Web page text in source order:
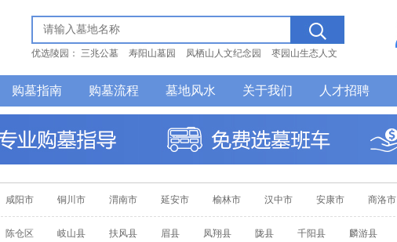
优选陵园： 三兆公墓 寿阳山墓园 凤栖山人文纪念园
枣园山生态人文
购墓指南 购墓流程 墓地风水 关于我们 人才招聘
咸阳市 铜川市 渭南市 延安市 榆林市 汉中市 安康市 商洛市
陈仓区 岐山县 扶风县 眉县 凤翔县 陇县 千阳县 麟游县